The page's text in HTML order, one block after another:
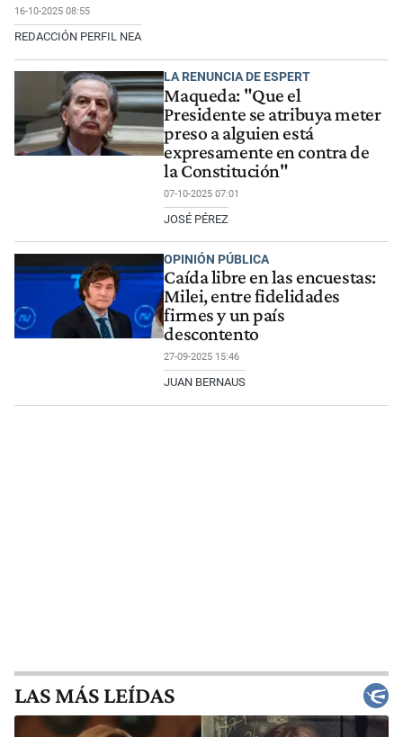
16-10-2025 08:55
REDACCIÓN PERFIL NEA
LA RENUNCIA DE ESPERT
Maqueda: "Que el
Presidente se atribuya meter
preso a alguien está
expresamente en contra de
la Constitución"
07-10-2025 07:01
JOSÉ PÉREZ
OPINIÓN PÚBLICA
Caída libre en las encuestas:
Milei, entre fidelidades
firmes y un país
descontento
27-09-2025 15:46
JUAN BERNAUS
LAS MÁS LEÍDAS